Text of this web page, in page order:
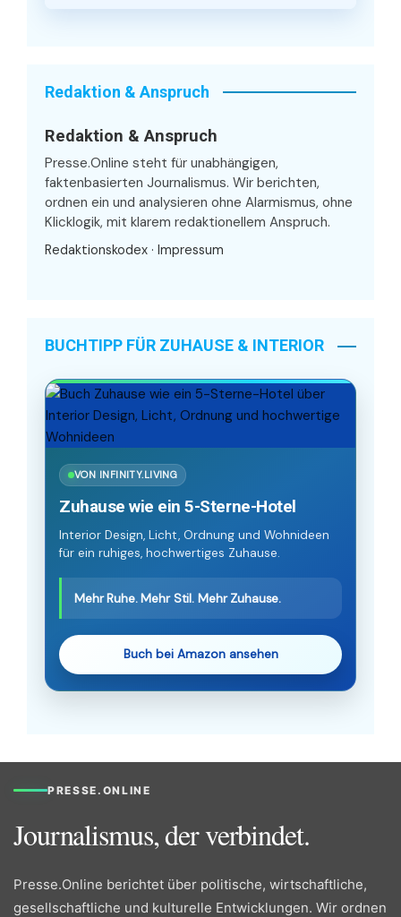
Redaktion & Anspruch
Redaktion & Anspruch
Presse.Online steht für unabhängigen,
faktenbasierten Journalismus. Wir berichten,
ordnen ein und analysieren ohne Alarmismus, ohne
Klicklogik, mit klarem redaktionellem Anspruch.
Redaktionskodex · Impressum
BUCHTIPP FÜR ZUHAUSE & INTERIOR
VON INFINITY.LIVING
Zuhause wie ein 5-Sterne-Hotel
Interior Design, Licht, Ordnung und Wohnideen
für ein ruhiges, hochwertiges Zuhause.
Mehr Ruhe. Mehr Stil. Mehr Zuhause.
Buch bei Amazon ansehen
PRESSE.ONLINE
Journalismus, der verbindet.
Presse.Online berichtet über politische, wirtschaftliche,
gesellschaftliche und kulturelle Entwicklungen. Wir ordnen